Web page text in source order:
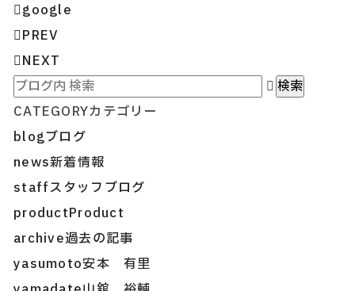
google
PREV
NEXT
CATEGORYカテゴリー
blogブログ
news新着情報
staffスタッフブログ
productProduct
archive過去の記事
yasumoto安本 有里